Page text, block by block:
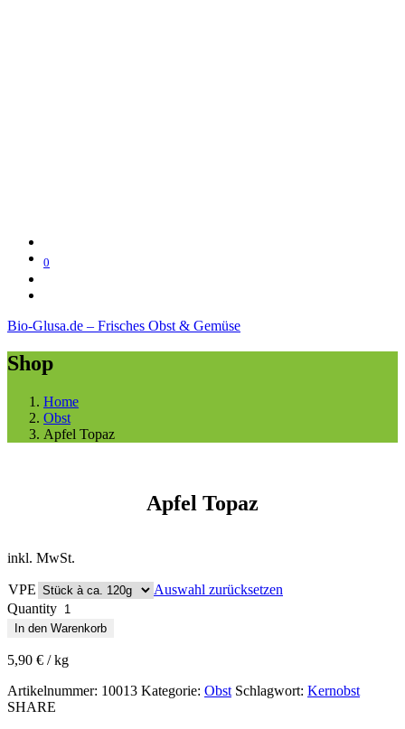
0
Bio-Glusa.de – Frisches Obst & Gemüse
Shop
Home
Obst
Apfel Topaz
Apfel Topaz
inkl. MwSt.
VPE
Auswahl zurücksetzen
Quantity
In den Warenkorb
5,90 € /kg
Artikelnummer: 10013 Kategorie: Obst Schlagwort: Kernobst
SHARE